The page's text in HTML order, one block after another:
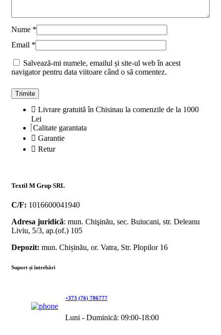
Nume *
Email *
Salvează-mi numele, emailul și site-ul web în acest
navigator pentru data viitoare când o să comentez.
Livrare gratuită în Chisinau la comenzile de la 1000
Lei
Calitate garantata
Garantie
Retur
Textil M Grup SRL
C/F: 1016600041940
Adresa juridică: mun. Chişinău, sec. Buiucani, str. Deleanu
Liviu, 5/3, ap.(of.) 105
Depozit: mun. Chișinău, or. Vatra, Str. Plopilor 16
Suport și întrebări
+373 (76) 786777
Luni - Duminică: 09:00-18:00